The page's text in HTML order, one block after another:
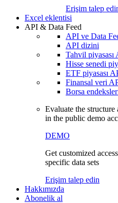
Erişim talep
Excel eklentisi
API & Data Feed
API ve Data
API dizini
Tahvil piyasası
Hisse senedi
ETF piyasası
Finansal veri
Borsa
Evaluate the
in the public demo
DEMO
Get customized
specific data sets
Erişim talep edin
Hakkımızda
Abonelik al